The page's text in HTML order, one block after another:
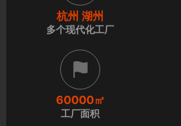
杭州 湖州
多个现代化工厂
60000㎡
工厂面积